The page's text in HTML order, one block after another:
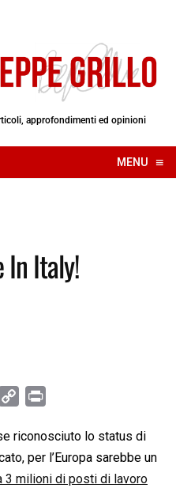
approfondimenti ed opinioni
MENU ≡
☰
In Italy!
p
y
L
i
t
riconosciuto lo status di
per l’Europa sarebbe un
3 milioni di posti di lavoro